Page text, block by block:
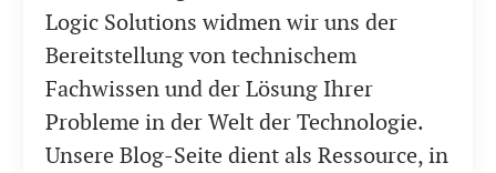
Logic Solutions widmen wir uns der
Bereitstellung von technischem
Fachwissen und der Lösung Ihrer
Probleme in der Welt der Technologie.
Unsere Blog-Seite dient als Ressource, in